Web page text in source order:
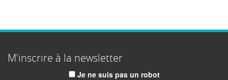
M'inscrire à la newsletter
Je ne suis pas un robot